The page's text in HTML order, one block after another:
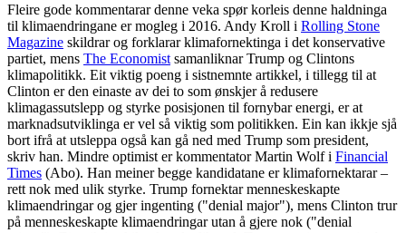
Fleire gode kommentarar denne veka spør korleis denne haldninga
til klimaendringane er mogleg i 2016. Andy Kroll i Rolling Stone
Magazine skildrar og forklarar klimafornektinga i det konservative
partiet, mens The Economist samanliknar Trump og Clintons
klimapolitikk. Eit viktig poeng i sistnemnte artikkel, i tillegg til at
Clinton er den einaste av dei to som ønskjer å redusere
klimagassutslepp og styrke posisjonen til fornybar energi, er at
marknadsutviklinga er vel så viktig som politikken. Ein kan ikkje sjå
bort ifrå at utsleppa også kan gå ned med Trump som president,
skriv han. Mindre optimist er kommentator Martin Wolf i Financial
Times (Abo). Han meiner begge kandidatane er klimafornektarar –
rett nok med ulik styrke. Trump fornektar menneskeskapte
klimaendringar og gjer ingenting ("denial major"), mens Clinton trur
på menneskeskapte klimaendringar utan å gjere nok ("denial